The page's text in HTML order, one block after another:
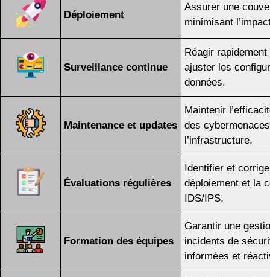
Déploiement
Assurer une
minimisant
Surveillance continue
Réagir
ajuster les
données.
Maintenance et updates
Maintenir
des
l’infrastructure.
Évaluations régulières
Identifier et
déploiement et la
IDS/IPS.
Formation des équipes
Garantir une
incidents de
informées et